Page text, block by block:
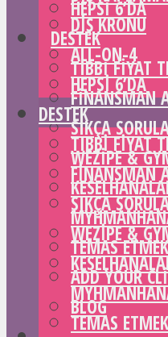
HEPSI 6’DA
DESTEK
TIBBI FIYAT
FINANSMAN
SIKÇA
WEZIPE &
TEMAS ETMEK
ADD YOUR
BLOG
DIŞ KRONU
ALL-ON-4
HEPSI 6’DA
DESTEK
TIBBI FIYAT
FINANSMAN
SIKÇA
WEZIPE &
TEMAS ETMEK